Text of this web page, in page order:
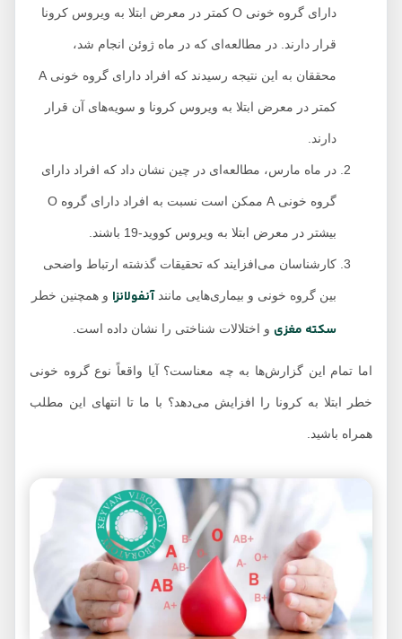
دارای گروه خونی O کمتر در معرض ابتلا به ویروس کرونا
قرار دارند. در مطالعه‌ای که در ماه ژوئن انجام شد،
محققان به این نتیجه رسیدند که افراد دارای گروه خونی A
کمتر در معرض ابتلا به ویروس کرونا و سویه‌های آن قرار
دارند.
در ماه مارس، مطالعه‌ای در چین نشان داد که افراد دارای
گروه خونی A ممکن است نسبت به افراد دارای گروه O
بیشتر در معرض ابتلا به ویروس کووید-19 باشند.
کارشناسان می‌افزایند که تحقیقات گذشته ارتباط واضحی
بین گروه خونی و بیماری‌هایی مانند آنفولانزاو همچنین خطر
سکته مغزیو اختلالات شناختی را نشان داده است.
اما تمام این گزارش‌ها به چه معناست؟ آیا واقعاً نوع گروه خونی
خطر ابتلا به کرونا را افزایش می‌دهد؟ با ما تا انتهای این مطلب
همراه باشید.